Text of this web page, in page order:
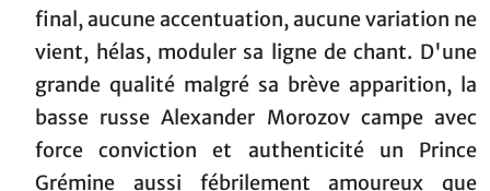
final, aucune accentuation, aucune variation ne
vient, hélas, moduler sa ligne de chant. D'une
grande qualité malgré sa brève apparition, la
basse russe Alexander Morozov campe avec
force conviction et authenticité un Prince
Grémine aussi fébrilement amoureux que